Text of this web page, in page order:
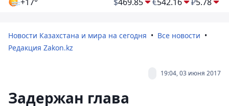
Новости Казахстана и мира на сегодня
Все новости
Редакция Zakon.kz
19:04, 03 июня 2017
Задержан глава